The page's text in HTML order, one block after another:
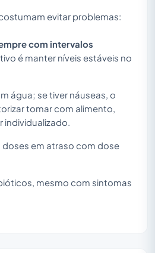
evitar problemas:
com intervalos
é manter níveis estáveis no
água; se tiver náuseas, o
tomar com alimento,
individualizado.
doses em atraso com dose
mesmo com sintomas